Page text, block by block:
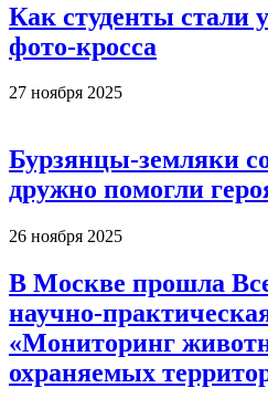
Как студенты стали
фото-кросса
27 ноября 2025
Бурзянцы-земляки
дружно помогли
26 ноября 2025
В Москве прошла
научно-
«Мониторинг
охраняемых